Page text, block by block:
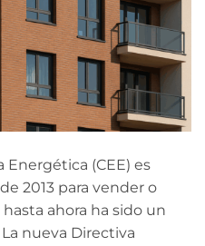
(CEE) es
2013 para vender o
ahora ha sido un
nueva Directiva